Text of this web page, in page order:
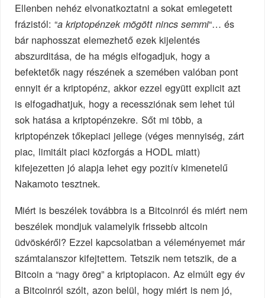
Ellenben nehéz elvonatkoztatni a sokat emlegetett
frázistól: “a kriptopénzek mögött nincs semmi“… és
bár naphosszat elemezhető ezek kijelentés
abszurditása, de ha mégis elfogadjuk, hogy a
befektetők nagy részének a szemében valóban pont
ennyit ér a kriptopénz, akkor ezzel együtt explicit azt
is elfogadhatjuk, hogy a recessziónak sem lehet túl
sok hatása a kriptopénzekre. Sőt mi több, a
kriptopénzek tőkepiaci jellege (véges mennyiség, zárt
piac, limitált piaci közforgás a HODL miatt)
kifejezetten jó alapja lehet egy pozitív kimenetelű
Nakamoto tesztnek.
Miért is beszélek továbbra is a Bitcoinról és miért nem
beszélek mondjuk valamelyik frissebb altcoin
üdvöskéről? Ezzel kapcsolatban a véleményemet már
számtalanszor kifejtettem. Tetszik nem tetszik, de a
Bitcoin a “nagy öreg” a kriptopiacon. Az elmúlt egy év
a Bitcoinról szólt, azon belül, hogy miért is nem jó,